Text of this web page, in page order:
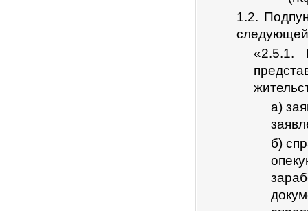
1.2.
«2.5.1.
а)
б)